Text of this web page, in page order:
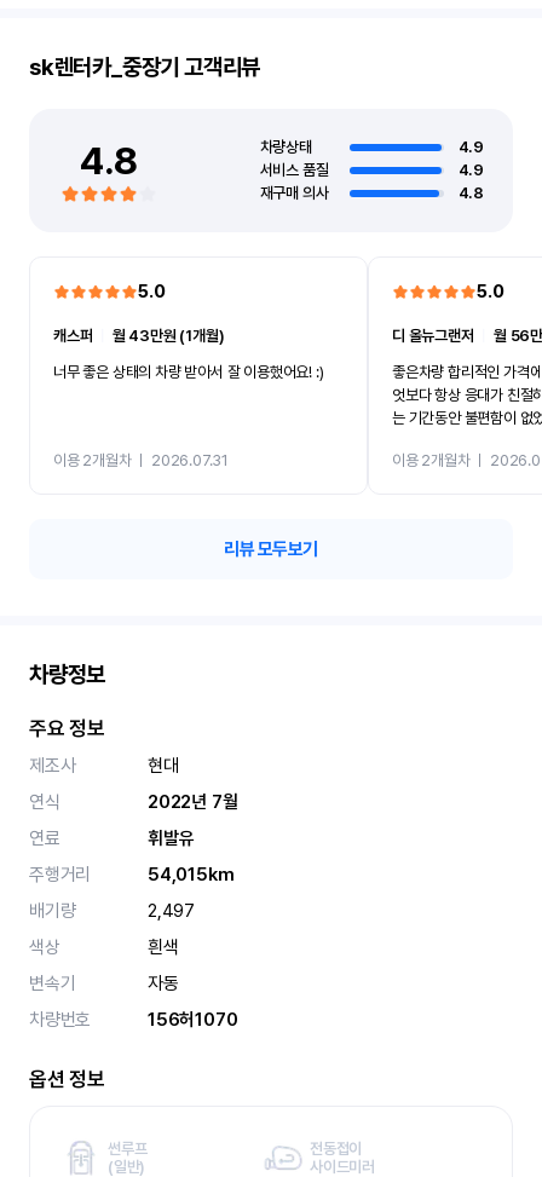
sk렌터카_중장기 고객리뷰
4.8 차량상태
4.9
서비스 품질
4.9
재구매 의사
4.8
5.0
캐스퍼
월 43만원 (1개월)
너무 좋은 상태의 차량 받아서 잘 이용했어요! :)
이용 2개월차ㅣ 2026.07.31
5.0
디 올뉴그랜저 ㅣ월 56
좋은차량 합리적인 가격
엇보다 항상 응대가 친절
는 기간동안 불편함이 없
카 렌트 고민없이 강추합
이용 2개월차ㅣ
리뷰 모두보기
차량정보
주요 정보
제조사
현대
연식
2022년 7월
연료
휘발유
주행거리
54,015km
배기량
2,497
색상
흰색
변속기
자동
차량번호
156허1070
옵션 정보
썬루프
(일반)
전동접이
사이드미러